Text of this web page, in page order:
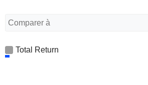
Total Return